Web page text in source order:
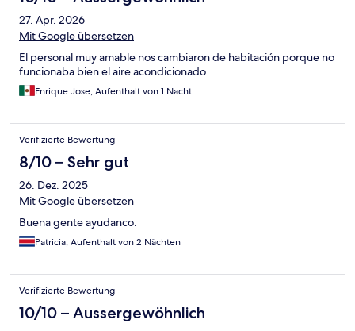
27. Apr. 2026
Mit Google übersetzen
El personal muy amable nos cambiaron de habitación porque no
funcionaba bien el aire acondicionado
Enrique Jose, Aufenthalt von 1 Nacht
Verifizierte Bewertung
8/10 – Sehr gut
26. Dez. 2025
Mit Google übersetzen
Buena gente ayudanco.
Patricia, Aufenthalt von 2 Nächten
Verifizierte Bewertung
10/10 – Aussergewöhnlich